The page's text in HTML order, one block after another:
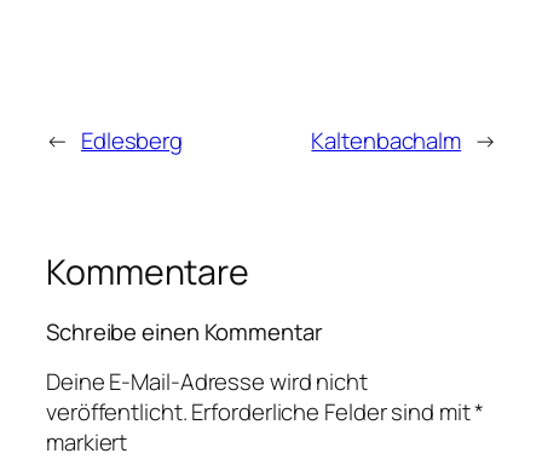
← Edlesberg Kaltenbachalm →
Kommentare
Schreibe einen Kommentar
Deine E-Mail-Adresse wird nicht
veröffentlicht.Erforderliche Felder sind mit*
markiert